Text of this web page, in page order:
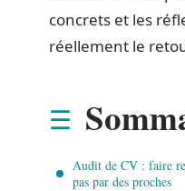
concrets et les
réellement le
Audit de CV : faire
pas par des proches